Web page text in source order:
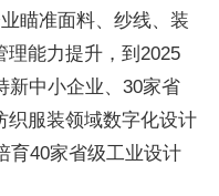
瞄准面料、纱线、装
理能力提升，到2025
新中小企业、30家省
织服装领域数字化设计
育40家省级工业设计